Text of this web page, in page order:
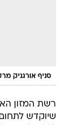
סניף אורגניק
רשת המזון
שיוקדש